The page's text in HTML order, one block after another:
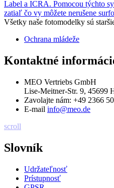
Label a ICRA. Pomocou týchto
zatiaľ čo vy môžete nerušene
Všetky naše fotomodelky sú
Ochrana mládeže
Kontaktné
MEO Vertriebs GmbH
Lise-Meitner-Str. 9, 45699
Zavolajte nám: +49 2366
E-mail info@meo.de
scroll
Slovník
Udržateľnosť
Prístupnosť